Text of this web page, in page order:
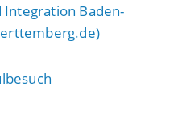
Integration Baden-